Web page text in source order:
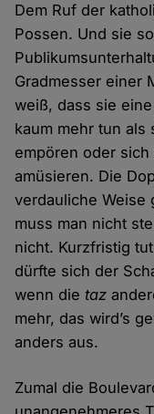
Dem Ruf der
Possen. Und sie
Gradmesser einer
weiß, dass sie
kaum mehr tun als
empören oder
amüsieren. Die
verdauliche Weise
muss man nicht
nicht. Kurzfristig
dürfte sich der
wenn die taz
mehr, das wird’s
anders aus.
Zumal die